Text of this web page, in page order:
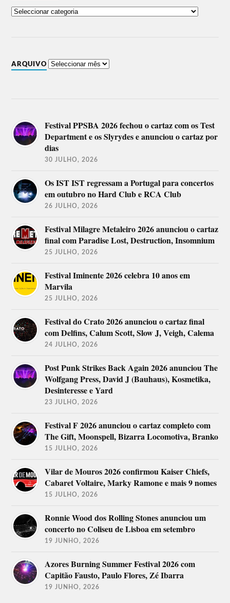
ARQUIVO
Festival PPSBA 2026 fechou o cartaz com os Test
Department e os Slyrydes e anunciou o cartaz por
dias
30 JULHO, 2026
Os IST IST regressam a Portugal para concertos
em outubro no Hard Club e RCA Club
26 JULHO, 2026
Festival Milagre Metaleiro 2026 anunciou o cartaz
final com Paradise Lost, Destruction, Insomnium
25 JULHO, 2026
Festival Iminente 2026 celebra 10 anos em
Marvila
25 JULHO, 2026
Festival do Crato 2026 anunciou o cartaz final
com Delfins, Calum Scott, Slow J, Veigh, Calema
24 JULHO, 2026
Post Punk Strikes Back Again 2026 anunciou The
Wolfgang Press, David J (Bauhaus), Kosmetika,
Desinteresse e Yard
23 JULHO, 2026
Festival F 2026 anunciou o cartaz completo com
The Gift, Moonspell, Bizarra Locomotiva, Branko
15 JULHO, 2026
Vilar de Mouros 2026 confirmou Kaiser Chiefs,
Cabaret Voltaire, Marky Ramone e mais 9 nomes
15 JULHO, 2026
Ronnie Wood dos Rolling Stones anunciou um
concerto no Coliseu de Lisboa em setembro
19 JUNHO, 2026
Azores Burning Summer Festival 2026 com
Capitão Fausto, Paulo Flores, Zé Ibarra
19 JUNHO, 2026